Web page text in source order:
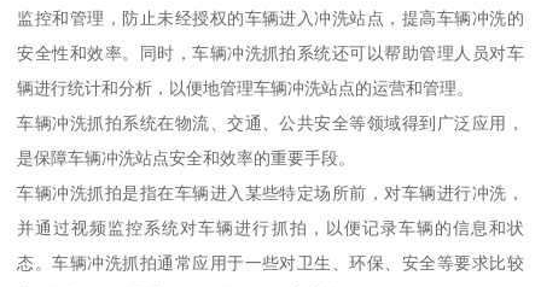
监控和管理，防止未经授权的车辆进入冲洗站点，提高车辆冲洗的
安全性和效率。同时，车辆冲洗抓拍系统还可以帮助管理人员对车
辆进行统计和分析，以便地管理车辆冲洗站点的运营和管理。
车辆冲洗抓拍系统在物流、交通、公共安全等领域得到广泛应用，
是保障车辆冲洗站点安全和效率的重要手段。
车辆冲洗抓拍是指在车辆进入某些特定场所前，对车辆进行冲洗，
并通过视频监控系统对车辆进行抓拍，以便记录车辆的信息和状
态。车辆冲洗抓拍通常应用于一些对卫生、环保、安全等要求比较